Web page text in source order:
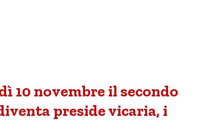
10 novembre il secondo
preside vicaria, i